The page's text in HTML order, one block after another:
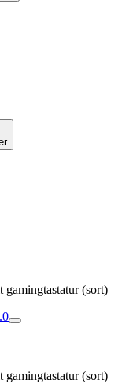
(sort)
0
(sort)